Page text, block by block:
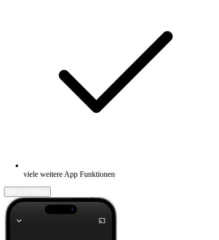
viele weitere App Funktionen